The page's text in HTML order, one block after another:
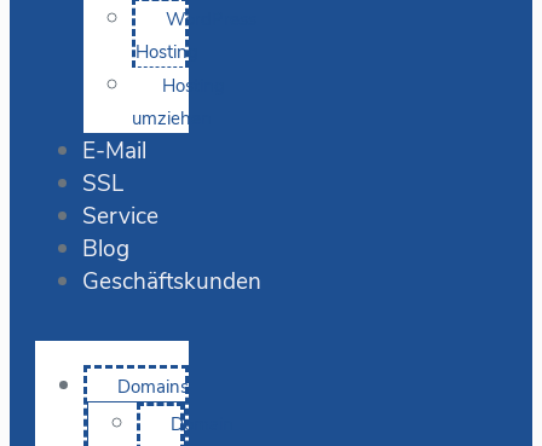
WordPress
Hosting
Hosting
umziehen
E-Mail
SSL
Service
Blog
Geschäftskunden
Domains
Domain